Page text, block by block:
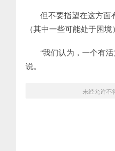
但不要指望在这方面
（其中一些可能处于困
“我们认为，一个有
说。
未经允许不